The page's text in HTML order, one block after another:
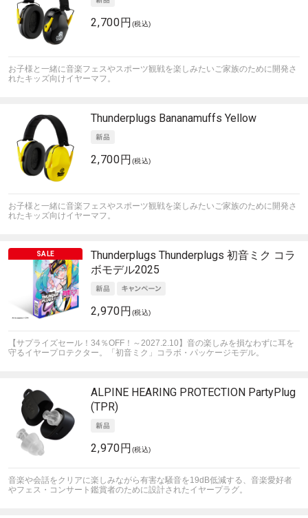
2,700円 (税込)
お子様と一緒に音楽フェスやスポーツ観戦を楽しみたいご家族のために開発さ
れたキッズ向けイヤーマフ。
Thunderplugs Bananamuffs Yellow
2,700円 (税込)
お子様と一緒に音楽フェスやスポーツ観戦を楽しみたいご家族のために開発さ
れたキッズ向けイヤーマフ。
Thunderplugs Thunderplugs 初音ミク コラ
ボモデル2025
2,970円 (税込)
【サプライズセール！34％OFF！～2027.2.10】音の楽しみを損なわずに耳を
守るイヤープロテクター。「初音ミク」コラボ・パッケージモデル。
ALPINE HEARING PROTECTION PartyPlug
(TPR)
2,970円 (税込)
音楽や会話をクリアに楽しみながら有害な騒音を19dB低減する、音楽愛好者
やフェス・コンサート鑑賞者のために設計されたイヤープラグ。